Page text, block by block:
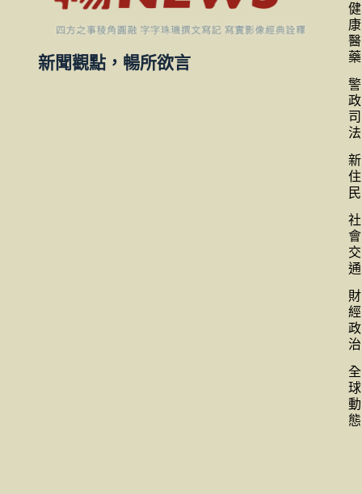
新聞觀點，暢所欲言
健
康
醫
藥
警
政
司
法
新
住
民
社
會
交
通
財
經
政
治
全
球
動
態